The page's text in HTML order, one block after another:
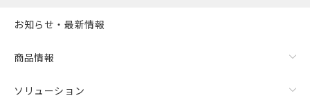
お知らせ・最新情報
商品情報
ソリューション